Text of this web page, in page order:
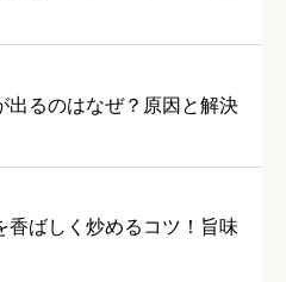
出るのはなぜ？原因と解決
香ばしく炒めるコツ！旨味